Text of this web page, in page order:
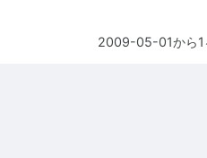
2009-05-01から1